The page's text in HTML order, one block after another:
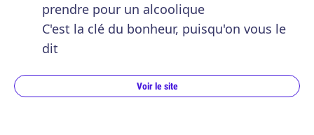
prendre pour un alcoolique
C'est la clé du bonheur, puisqu'on vous le
dit
Voir le site